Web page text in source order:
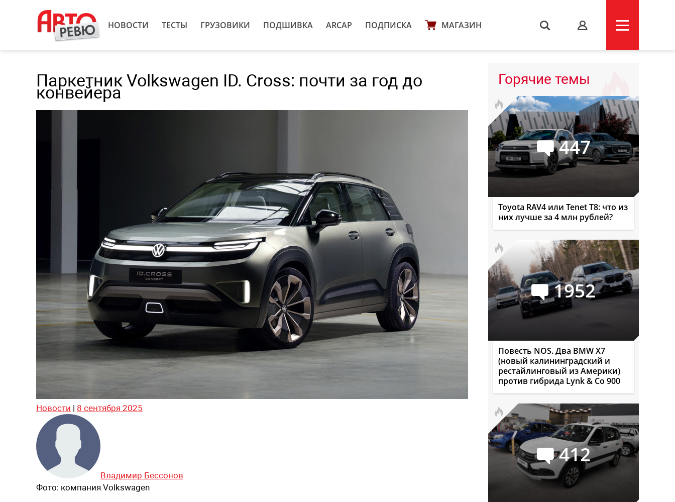
НОВОСТИ ТЕСТЫ ГРУЗОВИКИ ПОДШИВКА ARCAP ПОДПИСКА МАГАЗИН s
Паркетник Volkswagen ID. Cross: почти за год до
конвейера
Новости | 8 сентября 2025
Владимир Бессонов
Фото: компания Volkswagen
Горячие темы
447
Toyota RAV4 или Tenet T8: что из
них лучше за 4 млн рублей?
1952
Повесть NOS. Два BMW X7
(новый калининградский и
рестайлинговый из Америки)
против гибрида Lynk & Co 900
412